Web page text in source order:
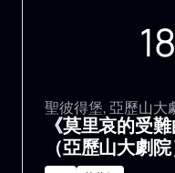
18
聖彼得堡, 亞歷山大
《莫里哀的受
（亞歷山大劇院